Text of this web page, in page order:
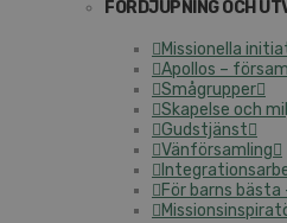
FÖRDJUPNING OCH
Missionella
Apollos –
Smågrupper
Skapelse och
Gudstjänst
Vänförsamling
För barns